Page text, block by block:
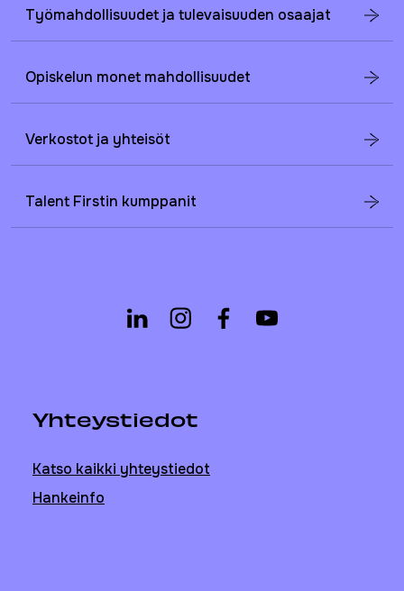
Työmahdollisuudet ja tulevaisuuden osaajat
Opiskelun monet mahdollisuudet
Verkostot ja yhteisöt
Talent Firstin kumppanit
Yhteystiedot
Katso kaikki yhteystiedot
Hankeinfo